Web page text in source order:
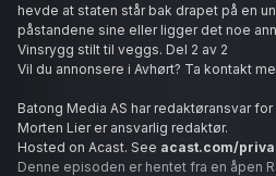
hevde at staten står bak drapet på en
påstandene sine eller ligger det noe
Vinsrygg stilt til veggs. Del 2 av 2
Vil du annonsere i Avhørt? Ta kontakt
Batong Media AS har redaktøransvar
Morten Lier er ansvarlig redaktør.
Hosted on Acast. See acast.com/
Denne episoden er hentet fra en åpen